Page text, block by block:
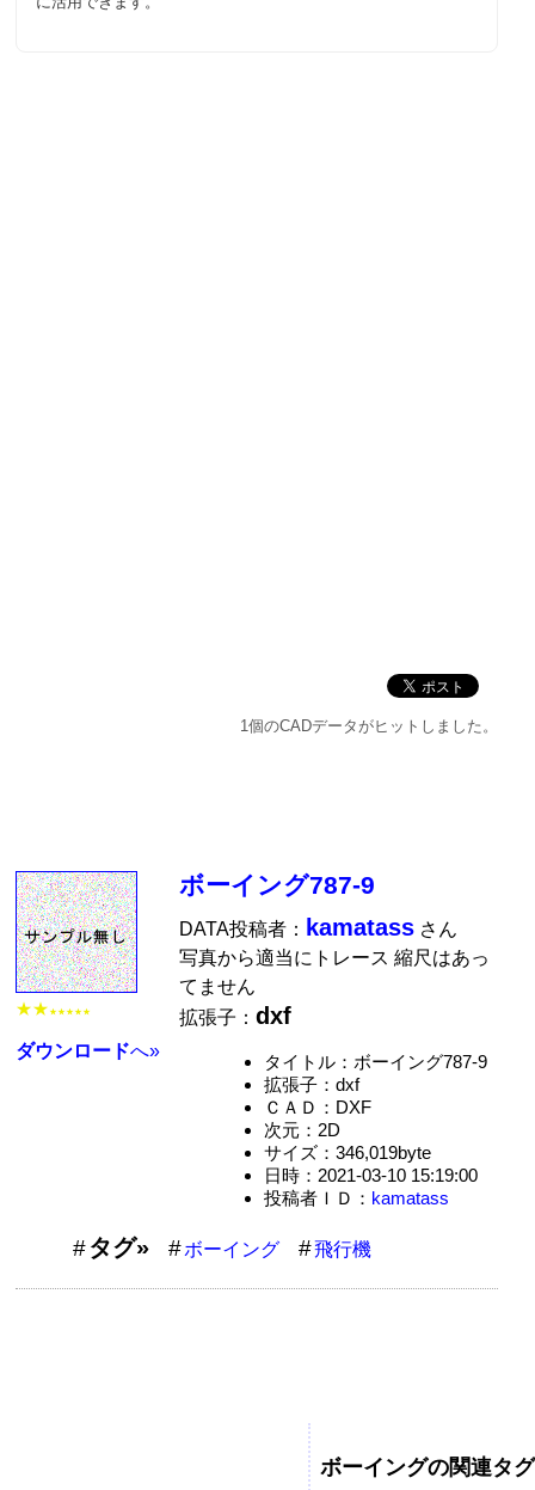
1個のCADデータがヒットしました。
★★ ★★★★★
ダウンロードへ»
ボーイング787-9
DATA投稿者： kamatass さん
写真から適当にトレース 縮尺はあっ
てません
拡張子：dxf
タイトル：ボーイング787-9
拡張子：dxf
ＣＡＤ：DXF
次元：2D
サイズ：346,019byte
日時：2021-03-10 15:19:00
投稿者ＩＤ： kamatass
タグ» ボーイング 飛行機
ボーイングの関連タグ